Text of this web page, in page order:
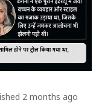
2 months ago